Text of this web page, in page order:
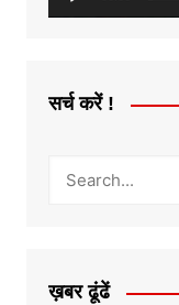
सर्च करें !
ख़बर ढूंढें